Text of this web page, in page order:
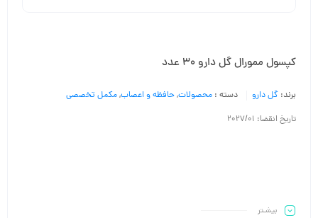
کپسول ممورال گل دارو ۳۰ عدد
برند: گل دارو دسته : محصولات,حافظه و اعصاب,مکمل تخصصی
تاریخ انقضا: 2027/01
بیشـتر